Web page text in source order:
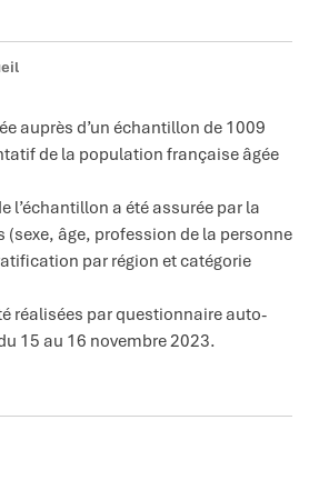
auprès d’un échantillon de 1009
de la population française âgée
l’échantillon a été assurée par la
(sexe, âge, profession de la personne
par région et catégorie
réalisées par questionnaire auto-
15 au 16 novembre 2023.